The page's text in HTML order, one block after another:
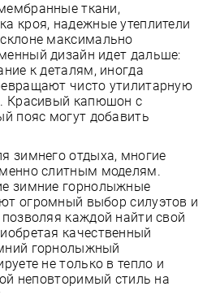
ткани,
кроя, надежные утеплители
максимально
дизайн идет дальше:
к деталям, иногда
чисто утилитарную
Красивый капюшон с
пояс могут добавить
зимнего отдыха, многие
слитным моделям.
зимние горнолыжные
огромный выбор силуэтов и
каждой найти свой
качественный
горнолыжный
не только в тепло и
неповторимый стиль на